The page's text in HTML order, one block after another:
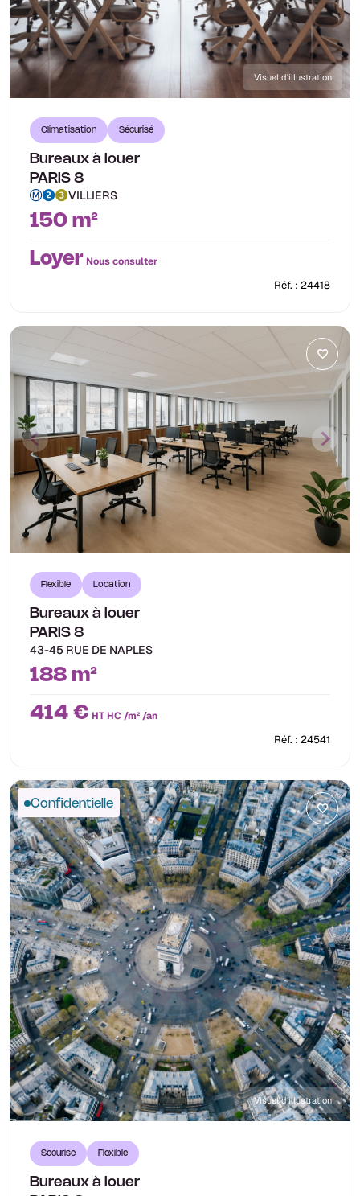
Visuel d'illustration
Climatisation Sécurisé
Bureaux à louer
PARIS 8
VILLIERS
150 m²
Loyer Nous consulter
Réf. : 24418
Flexible Location
Bureaux à louer
PARIS 8
43-45 RUE DE NAPLES
188 m²
414 € HT HC /m² /an
Réf. : 24541
Confidentielle
Visuel d'illustration
Sécurisé Flexible
Bureaux à louer